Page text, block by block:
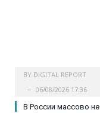
BY DIGITAL REPORT
06/08/2026 17:36
В России массово не